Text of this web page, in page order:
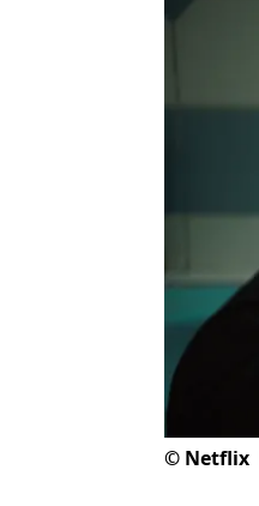
© Netflix